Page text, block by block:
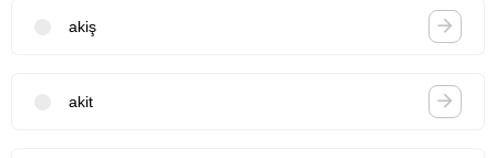
akiş
akit